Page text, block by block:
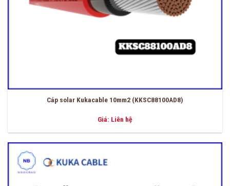
Cáp solar Kukacable 10mm2 (KKSC88100AD8)
Giá: Liên hệ